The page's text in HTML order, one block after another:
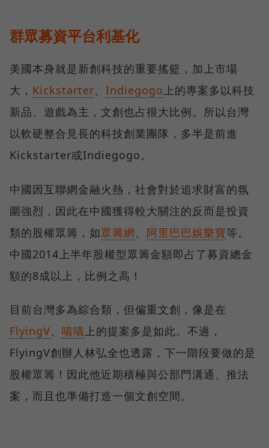
群眾募資平台利基化
美國本身就是新創科技的重要搖籃，加上市場
大， Kickstarter、 Indiegogo上的專案多以科技
新品、遊戲為主，文創也占很大比例。所以台灣
以軟硬整合見長的科技創業團隊，多半是前進
Kickstarter或Indiegogo。
中國因互聯網金融火熱，社會對於追求財富的氛
圍強烈，因此在中國獲得較大關注的反而是投資
類的股權眾籌，如眾籌網、 阿里巴巴娛樂寶等。
中國2014上半年股權型眾籌金額即占了募資總金
額的8成以上，比例之高！
目前台灣多為綜合類，但偏重文創，像是在
FlyingV、 嘖嘖上的提案多是如此。不過，
FlyingV創辦人林弘全也透露，下一階段要做的是
股權眾籌！因此他近期積極與公部門溝通、推法
案，而且也準備打造一個文創空間。